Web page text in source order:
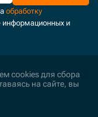
обработку
информационных и
cookies для сбора
на сайте, вы